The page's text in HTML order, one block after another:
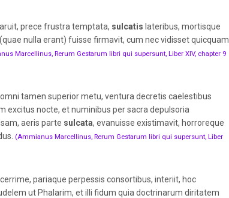
prece frustra temptata, sulcatis lateribus, mortisque
nulla erant) fuisse firmavit, cum nec vidisset quicquam
Marcellinus, Rerum Gestarum libri qui supersunt, Liber XIV, chapter 9
tamen superior metu, ventura decretis caelestibus
excitus nocte, et numinibus per sacra depulsoria
aeris parte sulcata, evanuisse existimavit, horroreque
(Ammianus Marcellinus, Rerum Gestarum libri qui supersunt, Liber
pariaque perpessis consortibus, interiit, hoc
ut Phalarim, et illi fidum quia doctrinarum diritatem